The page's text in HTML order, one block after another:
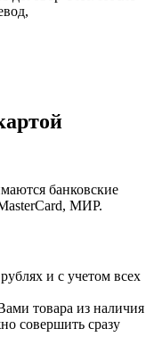
банковские
МИР.
и с учетом всех
товара из наличия
совершить сразу